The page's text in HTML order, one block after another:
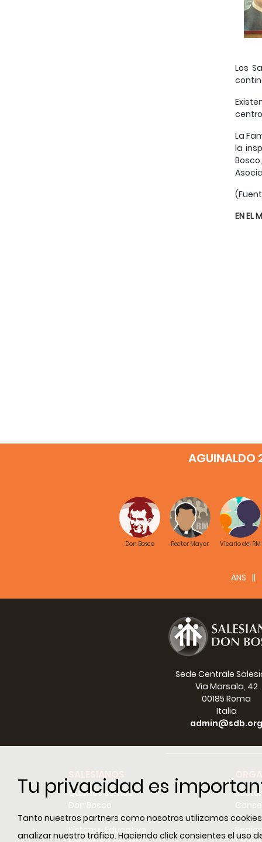
Tu privacidad es
Tanto nuestros partners como nosotros utilizamos
analizar nuestro tráfico. Haciendo click consientes el uso
Los
La
la
EN EL
AGUINALDO
Don Bosco Rector Mayor Vicario del RM
ANS
Sede Centrale
Via Marsala, 42
00185 Roma
Italia
admin@sdb.org
Quiénes somos
Santidad Salesiana
Sistema Educativo